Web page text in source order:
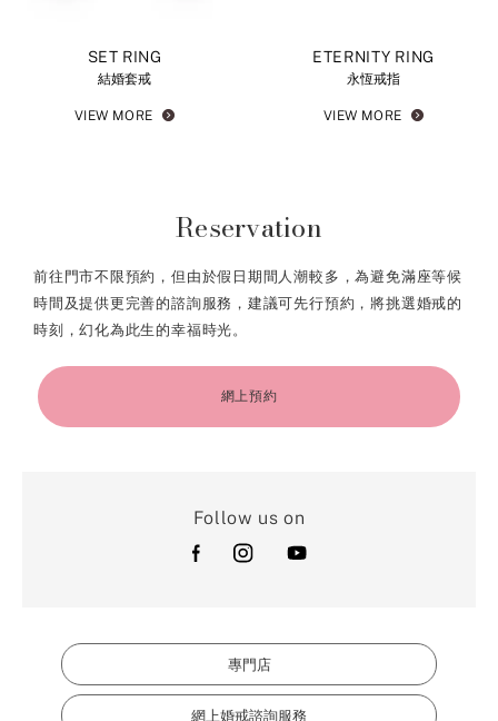
SET RING
結婚套戒
VIEW MORE
ETERNITY RING
永恆戒指
VIEW MORE
Reservation
前往門市不限預約，但由於假日期間人潮較多，為避免滿座等候
時間及提供更完善的諮詢服務，建議可先行預約，將挑選婚戒的
時刻，幻化為此生的幸福時光。
網上預約
Follow us on
專門店
網上婚戒諮詢服務